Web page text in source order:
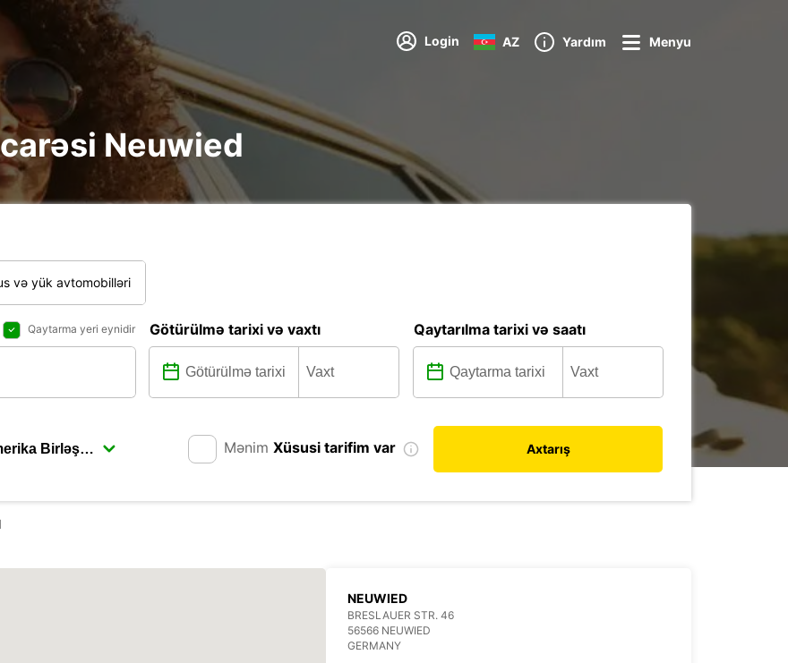
Login AZ Yardım Menyu
Neuwied
və yük avtomobilləri
Qaytarma yeri eynidir Götürülmə tarixi və vaxtı Qaytarılma tarixi və saatı
Mənim Xüsusi tarifim var Axtarış
NEUWIED
BRESLAUER STR. 46
56566 NEUWIED
GERMANY